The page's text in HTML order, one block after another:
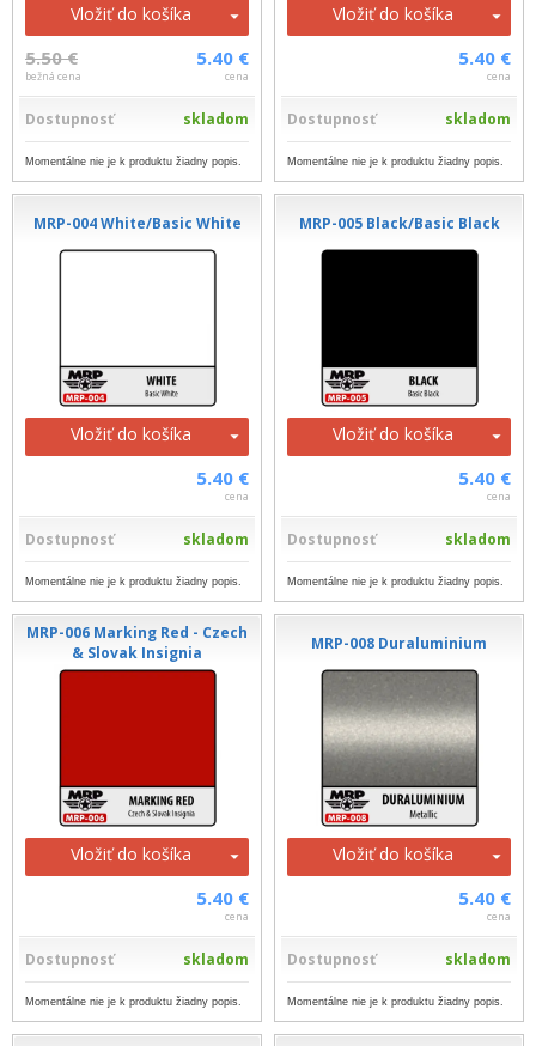
Vložiť do košíka
5.50 €
bežná cena
5.40 €
cena
Dostupnosť skladom
Momentálne nie je k produktu žiadny popis.
Vložiť do košíka
5.40 €
cena
Dostupnosť skladom
Momentálne nie je k produktu žiadny popis.
MRP-004 White/Basic White
Vložiť do košíka
5.40 €
cena
Dostupnosť skladom
Momentálne nie je k produktu žiadny popis.
MRP-005 Black/Basic Black
Vložiť do košíka
5.40 €
cena
Dostupnosť skladom
Momentálne nie je k produktu žiadny popis.
MRP-006 Marking Red - Czech
& Slovak Insignia
Vložiť do košíka
5.40 €
cena
Dostupnosť skladom
Momentálne nie je k produktu žiadny popis.
MRP-008 Duraluminium
Vložiť do košíka
5.40 €
cena
Dostupnosť skladom
Momentálne nie je k produktu žiadny popis.